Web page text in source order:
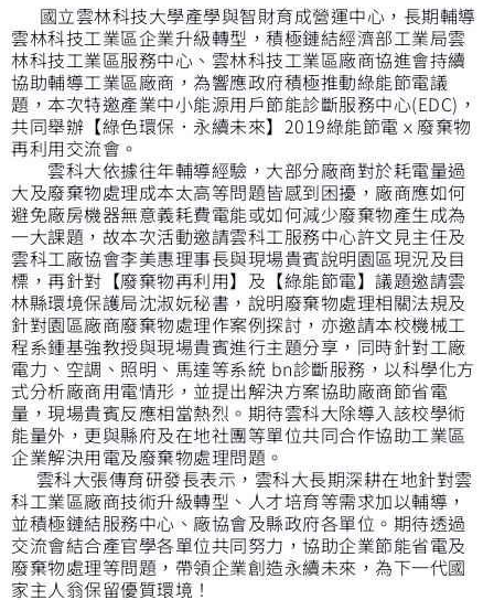
國立雲林科技大學產學與智財育成營運中心，長期輔導
雲林科技工業區企業升級轉型，積極鏈結經濟部工業局雲
林科技工業區服務中心、雲林科技工業區廠商協進會持續
協助輔導工業區廠商，為響應政府積極推動綠能節電議
題，本次特邀產業中小能源用戶節能診斷服務中心(EDC)，
共同舉辦【綠色環保．永續未來】2019綠能節電ｘ廢棄物
再利用交流會。
雲科大依據往年輔導經驗，大部分廠商對於耗電量過
大及廢棄物處理成本太高等問題皆感到困擾，廠商應如何
避免廠房機器無意義耗費電能或如何減少廢棄物產生成為
一大課題，故本次活動邀請雲科工服務中心許文見主任及
雲科工廠協會李美惠理事長與現場貴賓說明園區現況及目
標，再針對【廢棄物再利用】及【綠能節電】議題邀請雲
林縣環境保護局沈淑妧秘書，說明廢棄物處理相關法規及
針對園區廠商廢棄物處理作案例探討，亦邀請本校機械工
程系鍾基強教授與現場貴賓進行主題分享，同時針對工廠
電力、空調、照明、馬達等系統 bn診斷服務，以科學化方
式分析廠商用電情形，並提出解決方案協助廠商節省電
量，現場貴賓反應相當熱烈。期待雲科大除導入該校學術
能量外，更與縣府及在地社團等單位共同合作協助工業區
企業解決用電及廢棄物處理問題。
雲科大張傳育研發長表示，雲科大長期深耕在地針對雲
科工業區廠商技術升級轉型、人才培育等需求加以輔導，
並積極鏈結服務中心、廠協會及縣政府各單位。期待透過
交流會結合產官學各單位共同努力，協助企業節能省電及
廢棄物處理等問題，帶領企業創造永續未來，為下一代國
家主人翁保留優質環境！